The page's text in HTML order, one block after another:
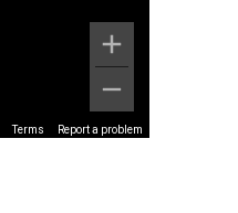
Terms Report a problem